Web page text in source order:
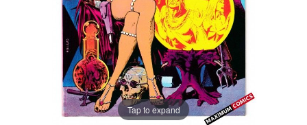
Tap to expand